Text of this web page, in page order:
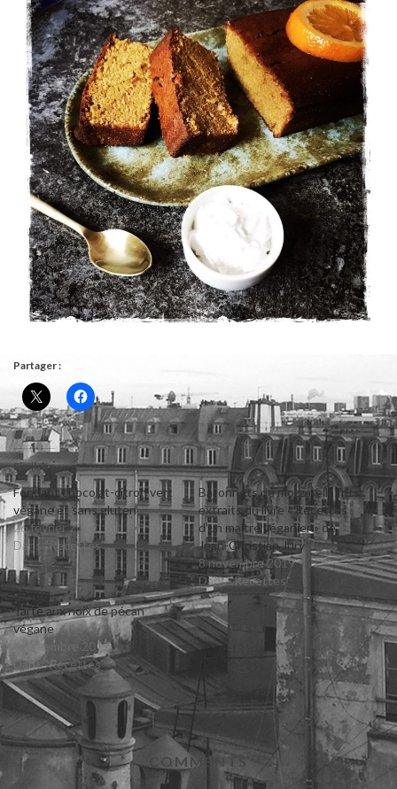
Partager :
Similaire
Fondant chocolat-citron vert
végane et sans gluten
26 février 2019
Dans "Recettes"
Bâtonnets de mozzarella frits
extraits du livre « Recettes
d’un maître véganier » de
Jean-Christian Jury
8 novembre 2019
Dans "Recettes"
Tarte aux noix de pécan
végane
2 novembre 2017
Dans "Recettes"
COMMENTS